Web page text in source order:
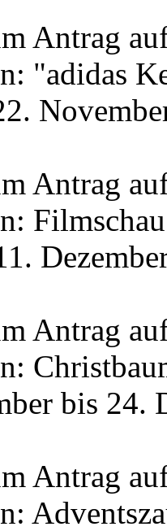
Antrag
"adidas
Antrag
Antrag
bis 24.
Antrag